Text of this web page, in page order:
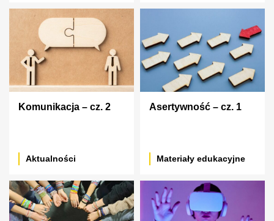
Komunikacja – cz. 2
Aktualności
Asertywność – cz. 1
Materiały edukacyjne